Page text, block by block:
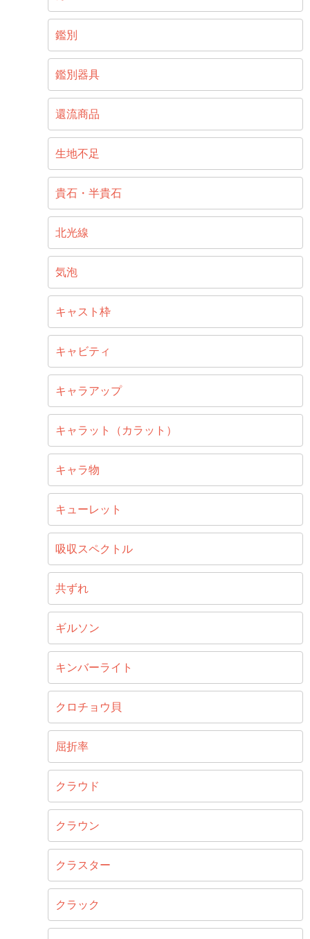
鑑別
鑑別器具
還流商品
生地不足
貴石・半貴石
北光線
気泡
キャスト枠
キャビティ
キャラアップ
キャラット（カラット）
キャラ物
キューレット
吸収スペクトル
共ずれ
ギルソン
キンバーライト
クロチョウ貝
屈折率
クラウド
クラウン
クラスター
クラック